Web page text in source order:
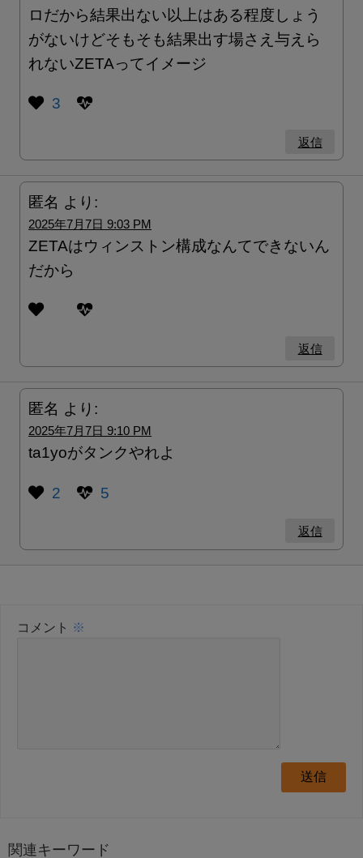
ロだから結果出ない以上はある程度しょう
がないけどそもそも結果出す場さえ与えら
れないZETAってイメージ
3
返信
匿名 より:
2025年7月7日 9:03 PM
ZETAはウィンストン構成なんてできないん
だから
返信
匿名 より:
2025年7月7日 9:10 PM
ta1yoがタンクやれよ
2 5
返信
コメント ※
関連キーワード